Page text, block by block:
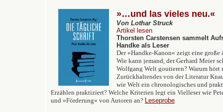
»…und las vieles neu.«
Von Lothar Struck
Artikel lesen
Thorsten Carstensen sammelt
Handke als Leser
Der »Handke-Kanon« zeigt eine große
Wie kann jemand, der Gerhard Meier
Wolfgang Welt goutieren? Warum hört
Zurückhaltendes von der Literatur
wie Welt ein chronologisches und
Erzählen praktiziert? Welche Kriterien legt ein Vielleser wie
und »Förderung« von Autoren an? Leseprobe